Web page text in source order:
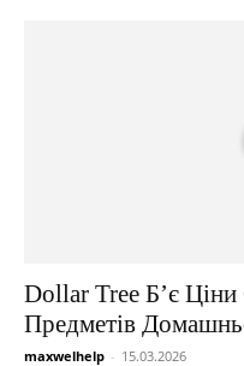
Dollar Tree Б’є Ціни
Предметів
maxwelhelp - 15.03.2026